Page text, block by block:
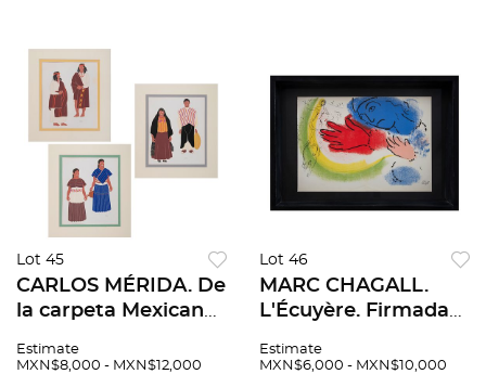
Lot 45
CARLOS MÉRIDA. De
la carpeta Mexican
Firmadas en malla.
Estimate
MXN$8,000 - MXN$12,000
Lot 46
MARC CHAGALL.
L'Écuyère. Firmada
Litografía sin
Estimate
MXN$6,000 - MXN$10,000